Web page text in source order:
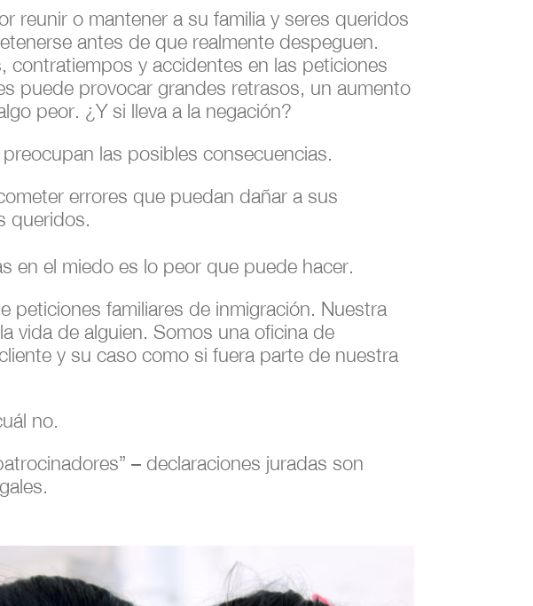
reunir o mantener a su familia y seres queridos
antes de que realmente despeguen.
contratiempos y accidentes en las peticiones
puede provocar grandes retrasos, un aumento
peor. ¿Y si lleva a la negación?
las posibles consecuencias.
errores que puedan dañar a sus
queridos.
en el miedo es lo peor que puede hacer.
peticiones familiares de inmigración. Nuestra
vida de alguien. Somos una oficina de
y su caso como si fuera parte de nuestra
no.
– declaraciones juradas son